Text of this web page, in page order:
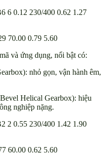
6 0.12 230/400 0.62 1.27
70.00 0.79 5.60
và ứng dụng, nổi bật có:
nhỏ gọn, vận hành êm,
Helical Gearbox): hiệu
nghiệp nặng.
2 0.55 230/400 1.42 1.90
60.00 0.62 5.60